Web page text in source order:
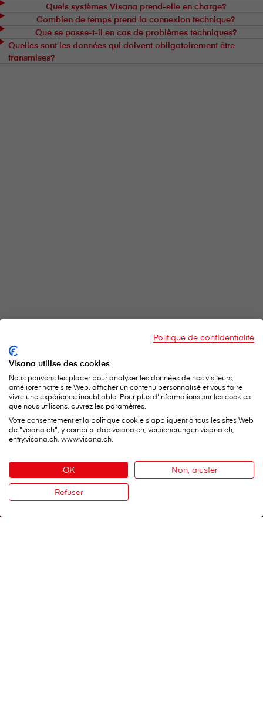
Quels systèmes V⁠i⁠s⁠a⁠n⁠a prend-elle en charge?
Combien de temps prend la connexion technique?
Que se passe-t-il en cas de problèmes techniques?
Quelles sont les données qui doivent obligatoirement être
transmises?
V⁠i⁠s⁠a⁠n⁠a Services SA
Siège social
Weltpoststrasse 19
3000 Berne 16
Politique de confidentialité
Visana utilise des cookies
Nous pouvons les placer pour analyser les données de nos visiteurs,
améliorer notre site Web, afficher un contenu personnalisé et vous faire
vivre une expérience inoubliable. Pour plus d'informations sur les cookies
que nous utilisons, ouvrez les paramètres.
Votre consentement et la politique cookie s'appliquent à tous les sites Web
de "visana.ch", y compris: dap.visana.ch, versicherungen.visana.ch,
entry.visana.ch, www.visana.ch.
OK
Non, ajuster
Refuser